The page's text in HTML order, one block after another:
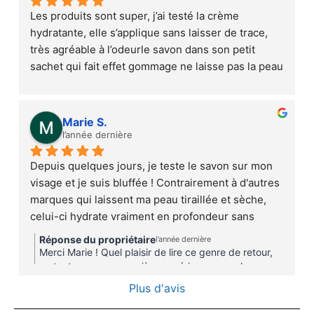
Les produits sont super, j’ai testé la crème
hydratante, elle s’applique sans laisser de trace,
très agréable à l’odeurle savon dans son petit
sachet qui fait effet gommage ne laisse pas la peau
Marie S.
l’année dernière
Depuis quelques jours, je teste le savon sur mon
visage et je suis bluffée ! Contrairement à d'autres
marques qui laissent ma peau tiraillée et sèche,
celui-ci hydrate vraiment en profondeur sans
agresser.J'ai aussi testé la crème , c’est une
révélation. Elle pénètre ultra-vite, sans laisser de
film gras ou de brillance (un miracle pour ma peau
grasse). La texture est légère, mais tellement
Réponse du propriétairel’année dernière
Merci Marie ! Quel plaisir de lire ce genre de retour,
surtout pour une première expérience avec le savon
! Je suis très heureuse d'apprendre que tu apprécies
la qualité des produits et que les résultats sont au
Plus d'avis